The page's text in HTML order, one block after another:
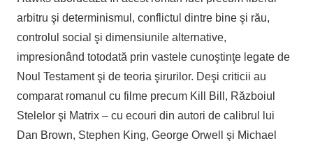
arbitru şi determinismul, conflictul dintre bine şi rău,
controlul social şi dimensiunile alternative,
impresionând totodată prin vastele cunoştinţe legate de
Noul Testament şi de teoria şirurilor. Deşi criticii au
comparat romanul cu filme precum Kill Bill, Războiul
Stelelor şi Matrix – cu ecouri din autori de calibrul lui
Dan Brown, Stephen King, George Orwell şi Michael